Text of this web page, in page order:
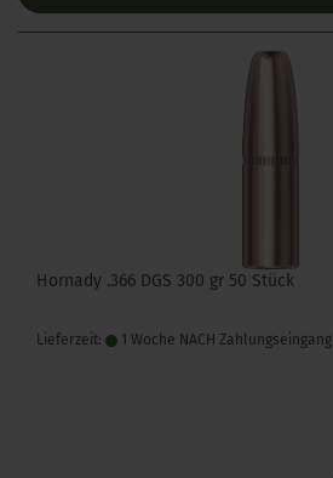
Hornady .366 DGS 300 gr 50 Stück
Lieferzeit: 1 Woche NACH Zahlungseingang